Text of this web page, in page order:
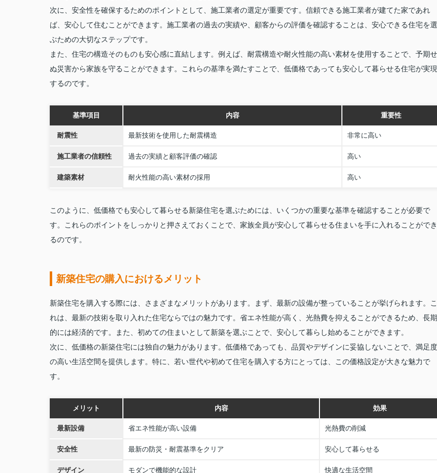
次に、安全性を確保するためのポイントとして、施工業者の選定が重要です。信頼できる施工業者が建てた家であれ
ば、安心して住むことができます。施工業者の過去の実績や、顧客からの評価を確認することは、安心できる住宅を選
ぶための大切なステップです。
また、住宅の構造そのものも安心感に直結します。例えば、耐震構造や耐火性能の高い素材を使用することで、予期せ
ぬ災害から家族を守ることができます。これらの基準を満たすことで、低価格であっても安心して暮らせる住宅が実現
するのです。
基準項目 内容 重要性
耐震性 最新技術を使用した耐震構造 非常に高い
施工業者の信頼性 過去の実績と顧客評価の確認 高い
建築素材 耐火性能の高い素材の採用 高い
このように、低価格でも安心して暮らせる新築住宅を選ぶためには、いくつかの重要な基準を確認することが必要で
す。これらのポイントをしっかりと押さえておくことで、家族全員が安心して暮らせる住まいを手に入れることができ
るのです。
新築住宅の購入におけるメリット
新築住宅を購入する際には、さまざまなメリットがあります。まず、最新の設備が整っていることが挙げられます。こ
れは、最新の技術を取り入れた住宅ならではの魅力です。省エネ性能が高く、光熱費を抑えることができるため、長期
的には経済的です。また、初めての住まいとして新築を選ぶことで、安心して暮らし始めることができます。
次に、低価格の新築住宅には独自の魅力があります。低価格であっても、品質やデザインに妥協しないことで、満足度
の高い生活空間を提供します。特に、若い世代や初めて住宅を購入する方にとっては、この価格設定が大きな魅力で
す。
メリット 内容 効果
最新設備 省エネ性能が高い設備 光熱費の削減
安全性 最新の防災・耐震基準をクリア 安心して暮らせる
デザイン モダンで機能的な設計 快適な生活空間